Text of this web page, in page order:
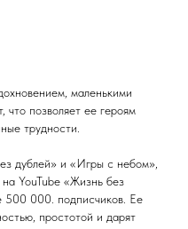
маленькими
что позволяет ее героям
трудности.
дублей» и «Игры с небом»,
YouTube «Жизнь без
500 000. подписчиков. Ее
простотой и дарят